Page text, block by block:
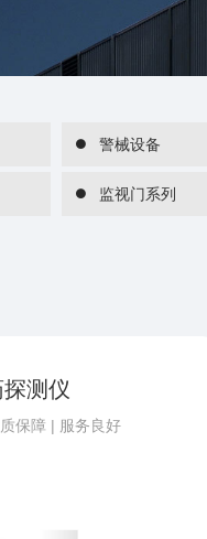
警械设备
监视门系列
测仪
保障 | 服务良好